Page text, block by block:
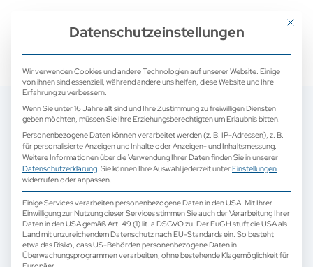
Mit
Datenschutzeinstellungen
Wir verwenden Cookies und andere Technologien auf unserer Website. Einige
von ihnen sind essenziell, während andere uns helfen, diese Website und Ihre
Erfahrung zu verbessern.
Wenn Sie unter 16 Jahre alt sind und Ihre Zustimmung zu freiwilligen Diensten
geben möchten, müssen Sie Ihre Erziehungsberechtigten um Erlaubnis bitten.
Personenbezogene Daten können verarbeitet werden (z. B. IP-Adressen), z. B.
für personalisierte Anzeigen und Inhalte oder Anzeigen- und Inhaltsmessung.
Weitere Informationen über die Verwendung Ihrer Daten finden Sie in unserer
Datenschutzerklärung. Sie können Ihre Auswahl jederzeit unterEinstellungen
widerrufen oder anpassen.
Einige Services verarbeiten personenbezogene Daten in den USA. Mit Ihrer
Einwilligung zur Nutzung dieser Services stimmen Sie auch der Verarbeitung Ihrer
Daten in den USA gemäß Art. 49 (1) lit. a DSGVO zu. Der EuGH stuft die USA als
Land mit unzureichendem Datenschutz nach EU-Standards ein. So besteht
etwa das Risiko, dass US-Behörden personenbezogene Daten in
Überwachungsprogrammen verarbeiten, ohne bestehende Klagemöglichkeit für